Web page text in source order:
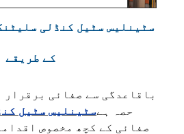
کے طریقے
باقاعدگی سے صفائی برقرار
حصہ ہےسٹینلیس سٹیل
صفائی کے کچھ مخصوص